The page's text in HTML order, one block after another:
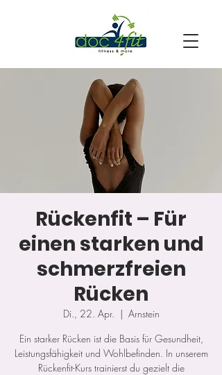
Rückenfit – Für
einen starken und
schmerzfreien
Rücken
Di., 22. Apr.
  |
Arnstein
Ein starker Rücken ist die Basis für Gesundheit,
Leistungsfähigkeit und Wohlbefinden. In unserem
Rückenfit-Kurs trainierst du gezielt die